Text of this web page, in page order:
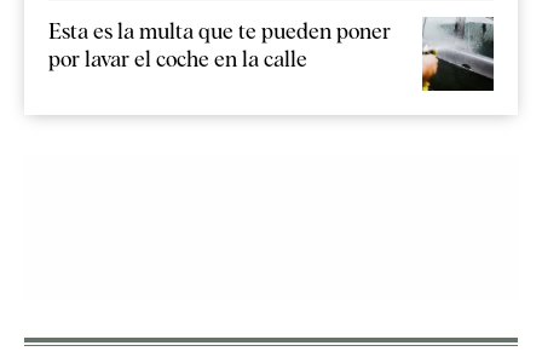
Esta es la multa que te pueden poner
por lavar el coche en la calle